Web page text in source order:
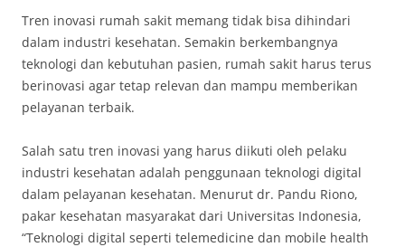
Tren inovasi rumah sakit memang tidak bisa dihindari
dalam industri kesehatan. Semakin berkembangnya
teknologi dan kebutuhan pasien, rumah sakit harus terus
berinovasi agar tetap relevan dan mampu memberikan
pelayanan terbaik.
Salah satu tren inovasi yang harus diikuti oleh pelaku
industri kesehatan adalah penggunaan teknologi digital
dalam pelayanan kesehatan. Menurut dr. Pandu Riono,
pakar kesehatan masyarakat dari Universitas Indonesia,
“Teknologi digital seperti telemedicine dan mobile health